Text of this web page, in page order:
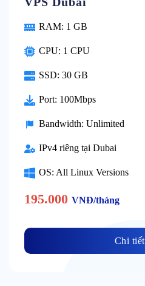
RAM: 1 GB
CPU: 1 CPU
SSD: 30 GB
Port: 100Mbps
Bandwidth: Unlimited
IPv4 riêng tại Dubai
OS: All Linux Versions
195.000 VNĐ/tháng
Chi tiết